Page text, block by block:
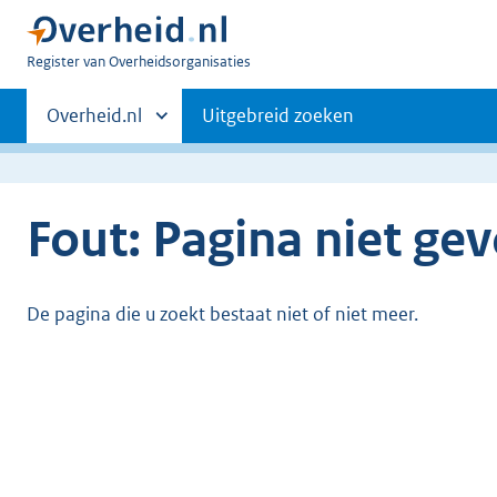
U
Register van Overheidsorganisaties
Primaire
navigatie
Andere
sites
Overheid.nl Uitgebreid zoeken
Fout: Pagina niet
De pagina die u zoekt bestaat niet of niet meer.